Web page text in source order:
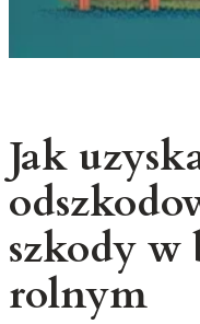
Jak
szkody
rolnym